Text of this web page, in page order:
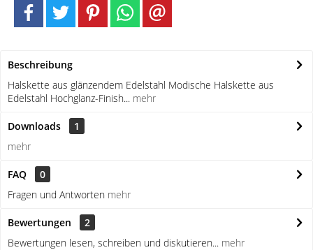
Beschreibung
Halskette aus glänzendem Edelstahl Modische Halskette aus
Edelstahl Hochglanz-Finish... mehr
Downloads
1
mehr
FAQ
0
Fragen und Antworten mehr
Bewertungen
2
Bewertungen lesen, schreiben und diskutieren... mehr